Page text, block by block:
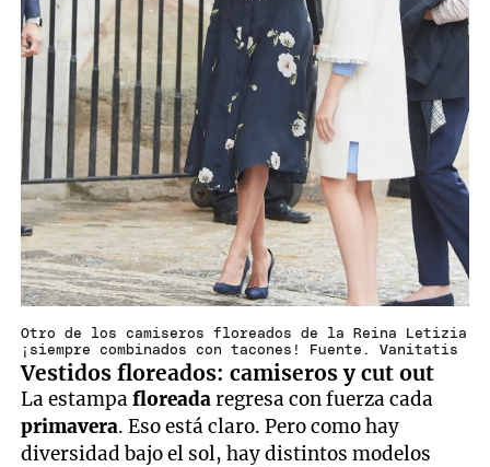
Otro de los camiseros floreados de la Reina Letizia
¡siempre combinados con tacones! Fuente. Vanitatis
Vestidos floreados: camiseros y cut out
La estampafloreadaregresa con fuerza cada
primavera. Eso está claro. Pero como hay
diversidad bajo el sol, hay distintos modelos